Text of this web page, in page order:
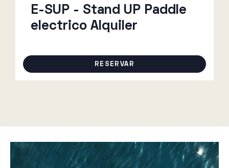
E-SUP - Stand UP Paddle
electrico Alquiler
RESERVAR